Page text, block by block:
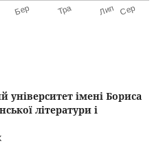
університет імені Бориса
літератури і